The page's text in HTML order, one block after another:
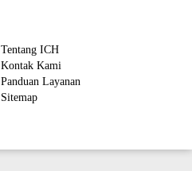
Tentang ICH
Kontak Kami
Panduan Layanan
Sitemap